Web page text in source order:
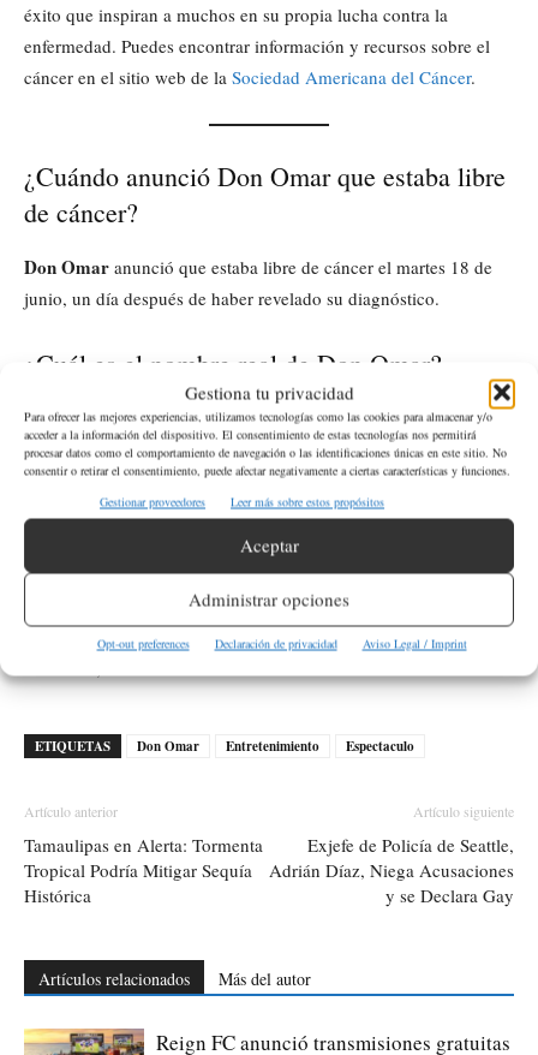
Gestiona tu privacidad
Para ofrecer las mejores experiencias, utilizamos tecnologías como las cookies para almacenar y/o
acceder a la información del dispositivo. El consentimiento de estas tecnologías nos permitirá
procesar datos como el comportamiento de navegación o las identificaciones únicas en este sitio. No
consentir o retirar el consentimiento, puede afectar negativamente a ciertas características y funciones.
Gestionar proveedores
Leer más sobre estos propósitos
Aceptar
Administrar opciones
Opt-out preferences Declaración de privacidad Aviso Legal / Imprint
éxito que inspiran a muchos en su propia lucha contra la
enfermedad. Puedes encontrar información y recursos sobre el
cáncer en el sitio web de la Sociedad Americana del Cáncer.
¿Cuándo anunció Don Omar que estaba libre
de cáncer?
Don Omar anunció que estaba libre de cáncer el martes 18 de
junio, un día después de haber revelado su diagnóstico.
¿Cuál es el nombre real de Don Omar?
El nombre real deDon Omares William Omar Landrón Rivera.
¿Dónde puedo encontrar más información
sobre la gira «Back to Reggaetón»?
Puedes encontrar más información sobre la gira «Back to
Reggaetón» en los sitios de venta de boletos o en los medios
especializados enmúsica urbana. Para un perfil más completo
ETIQUETAS Don Omar Entretenimiento Espectaculo
Artículo anterior
Tamaulipas en Alerta: Tormenta
Tropical Podría Mitigar Sequía
Histórica
Artículo siguiente
Exjefe de Policía de Seattle,
Adrián Díaz, Niega Acusaciones
y se Declara Gay
Artículos relacionados Más del autor
Reign FC anunció transmisiones gratuitas